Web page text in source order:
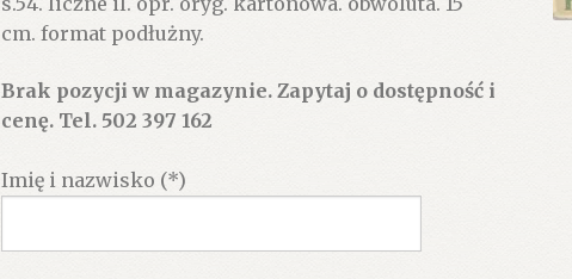
cm. format podłużny.
Brak pozycji w magazynie. Zapytaj o dostępność i
cenę. Tel. 502 397 162
Imię i nazwisko (*)